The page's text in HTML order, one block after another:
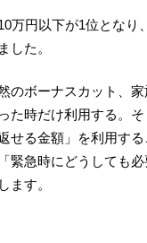
万円以下が1位となり
した。
のボーナスカット、
た時だけ利用する。
せる金額」を利用する
緊急時にどうしても
ます。